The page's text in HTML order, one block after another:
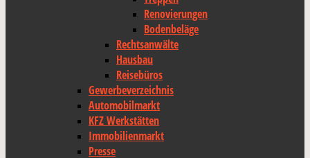
Renovierungen
Bodenbeläge
Rechtsanwälte
Hausbau
Reisebüros
Gewerbeverzeichnis
Automobilmarkt
KFZ Werkstätten
Immobilienmarkt
Presse